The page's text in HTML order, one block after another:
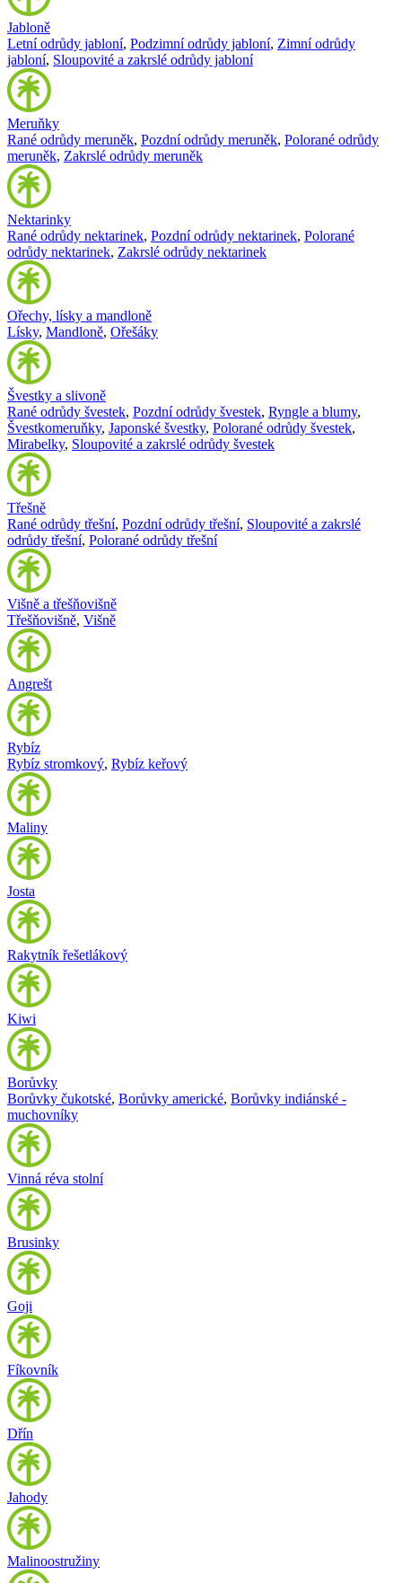
Jabloně
Letní odrůdy jabloní, Podzimní odrůdy jabloní, Zimní odrůdy
jabloní, Sloupovité a zakrslé odrůdy jabloní
Meruňky
Rané odrůdy meruněk, Pozdní odrůdy meruněk, Polorané odrůdy
meruněk, Zakrslé odrůdy meruněk
Nektarinky
Rané odrůdy nektarinek, Pozdní odrůdy nektarinek, Polorané
odrůdy nektarinek, Zakrslé odrůdy nektarinek
Ořechy, lísky a mandloně
Lísky, Mandloně, Ořešáky
Švestky a slivoně
Rané odrůdy švestek, Pozdní odrůdy švestek, Ryngle a blumy,
Švestkomeruňky, Japonské švestky, Polorané odrůdy švestek,
Mirabelky, Sloupovité a zakrslé odrůdy švestek
Třešně
Rané odrůdy třešní, Pozdní odrůdy třešní, Sloupovité a zakrslé
odrůdy třešní, Polorané odrůdy třešní
Višně a třešňovišně
Třešňovišně, Višně
Angrešt
Rybíz
Rybíz stromkový, Rybíz keřový
Maliny
Josta
Rakytník řešetlákový
Kiwi
Borůvky
Borůvky čukotské, Borůvky americké, Borůvky indiánské -
muchovníky
Vinná réva stolní
Brusinky
Goji
Fíkovník
Dřín
Jahody
Malinoostružiny